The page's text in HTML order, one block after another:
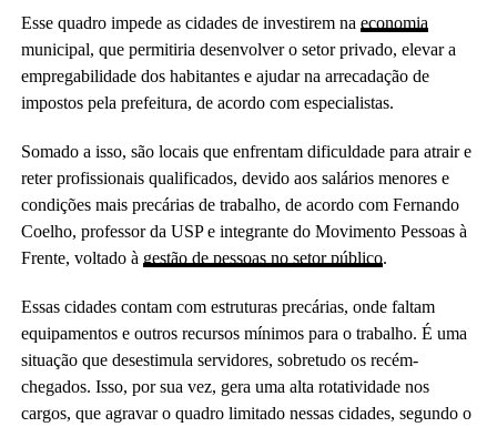
Esse quadro impede as cidades de investirem na economia
municipal, que permitiria desenvolver o setor privado, elevar a
empregabilidade dos habitantes e ajudar na arrecadação de
impostos pela prefeitura, de acordo com especialistas.
Somado a isso, são locais que enfrentam dificuldade para atrair e
reter profissionais qualificados, devido aos salários menores e
condições mais precárias de trabalho, de acordo com Fernando
Coelho, professor da USP e integrante do Movimento Pessoas à
Frente, voltado à gestão de pessoas no setor público.
Essas cidades contam com estruturas precárias, onde faltam
equipamentos e outros recursos mínimos para o trabalho. É uma
situação que desestimula servidores, sobretudo os recém-
chegados. Isso, por sua vez, gera uma alta rotatividade nos
cargos, que agravar o quadro limitado nessas cidades, segundo o